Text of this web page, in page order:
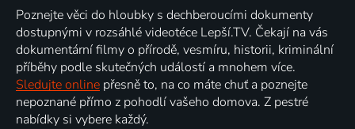
Poznejte věci do hloubky s dechberoucími dokumenty
dostupnými v rozsáhlé videotéce Lepší.TV. Čekají na vás
dokumentární filmy o přírodě, vesmíru, historii, kriminální
příběhy podle skutečných událostí a mnohem více.
Sledujte online přesně to, na co máte chuť a poznejte
nepoznané přímo z pohodlí vašeho domova. Z pestré
nabídky si vybere každý.